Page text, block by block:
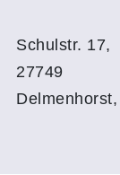
Schulstr. 17,
27749
Delmenhorst,